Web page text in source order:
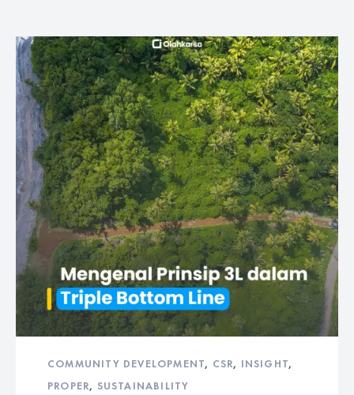
COMMUNITY DEVELOPMENT, CSR, INSIGHT,
PROPER, SUSTAINABILITY